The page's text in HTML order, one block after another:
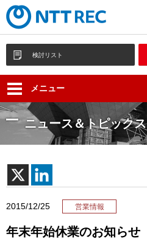
検討リスト
メニュー
ニュース＆トピックス
2015/12/25 営業情報
年末年始休業のお知らせ